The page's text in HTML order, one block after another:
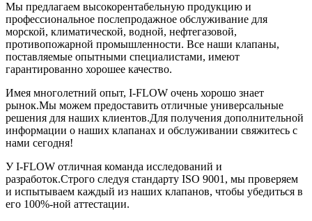
Мы предлагаем высокорентабельную продукцию и
профессиональное послепродажное обслуживание для
морской, климатической, водной, нефтегазовой,
противопожарной промышленности. Все наши клапаны,
поставляемые опытными специалистами, имеют
гарантированно хорошее качество.
Имея многолетний опыт, I-FLOW очень хорошо знает
рынок.Мы можем предоставить отличные универсальные
решения для наших клиентов.Для получения дополнительной
информации о наших клапанах и обслуживании свяжитесь с
нами сегодня!
У I-FLOW отличная команда исследований и
разработок.Строго следуя стандарту ISO 9001, мы проверяем
и испытываем каждый из наших клапанов, чтобы убедиться в
его 100%-ной аттестации.